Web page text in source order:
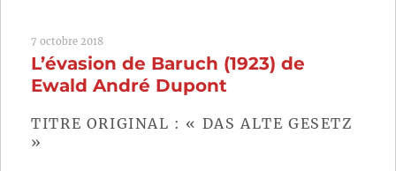
7 octobre 2018
L’évasion de Baruch (1923) de
Ewald André Dupont
TITRE ORIGINAL : « DAS ALTE GESETZ
»